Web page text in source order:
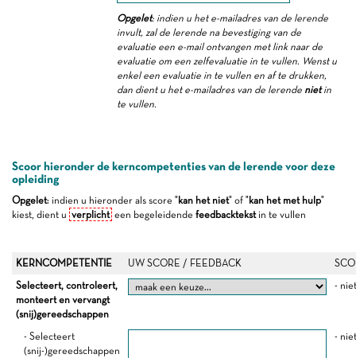
Opgelet: indien u het e-mailadres van de lerende
invult, zal de lerende na bevestiging van de
evaluatie een e-mail ontvangen met link naar de
evaluatie om een zelfevaluatie in te vullen. Wenst u
enkel een evaluatie in te vullen en af te drukken,
dan dient u het e-mailadres van de lerende nietin
te vullen.
Scoor hieronder de kerncompetenties van de lerende voor deze
opleiding
Opgelet: indien u hieronder als score "kan het niet" of "kan het met hulp"
kiest, dient u verplicht een begeleidende feedbacktekstin te vullen
KERNCOMPETENTIE UW SCORE / FEEDBACK
Selecteert, controleert,
monteert en vervangt
(snij)gereedschappen
-
- Selecteert
(snij-)gereedschappen
-